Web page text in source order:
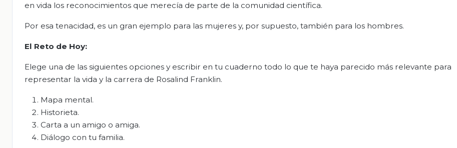
en vida los reconocimientos que merecía de parte de la comunidad científica.
Por esa tenacidad, es un gran ejemplo para las mujeres y, por supuesto, también para los hombres.
El Reto de Hoy:
Elege una de las siguientes opciones y escribir en tu cuaderno todo lo que te haya parecido más relevante para
representar la vida y la carrera de Rosalind Franklin.
Mapa mental.
Historieta.
Carta a un amigo o amiga.
Diálogo con tu familia.